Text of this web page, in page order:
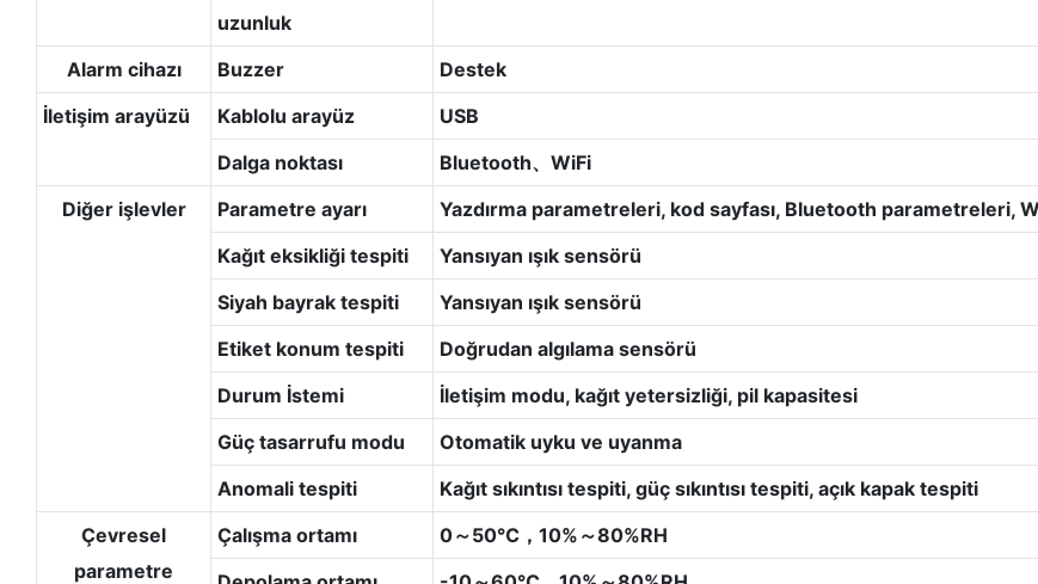
uzunluk
Alarm cihazı Buzzer
Destek
İletişim arayüzü
Kablolu arayüz
USB
Dalga noktası
Bluetooth、WiFi
Diğer işlevler
Parametre ayarı
Yazdırma parametreleri, kod sayfası, Bluetooth parametreleri,
Kağıt eksikliği tespiti
Yansıyan ışık sensörü
Siyah bayrak tespiti
Yansıyan ışık sensörü
Etiket konum tespiti
Doğrudan algılama sensörü
Durum İstemi
İletişim modu, kağıt yetersizliği, pil kapasitesi
Güç tasarrufu modu
Otomatik uyku ve uyanma
Anomali tespiti
Kağıt sıkıntısı tespiti, güç sıkıntısı tespiti, açık kapak tespiti
Çevresel
parametre
Çalışma ortamı
0～50℃，10%～80%RH